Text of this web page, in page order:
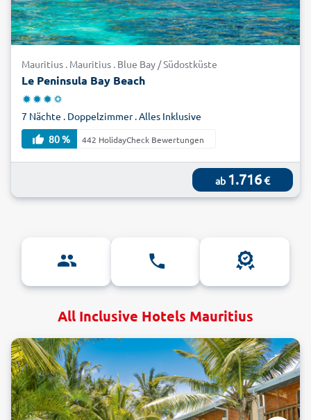
Mauritius . Mauritius . Blue Bay / Südostküste
Le Peninsula Bay Beach
7 Nächte . Doppelzimmer . Alles Inklusive
80 %
442 HolidayCheck Bewertungen
ab 1.716€
All Inclusive Hotels Mauritius